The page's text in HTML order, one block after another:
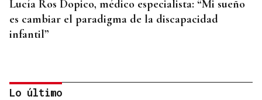
Lucía Ros Dopico, médico especialista: “Mi sueño
es cambiar el paradigma de la discapacidad
infantil”
Lo último